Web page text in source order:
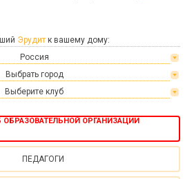
Эрудит к вашему дому:
Россия
Выбрать город
Выберите клуб
ОБРАЗОВАТЕЛЬНОЙ ОРГАНИЗАЦИИ
ПЕДАГОГИ